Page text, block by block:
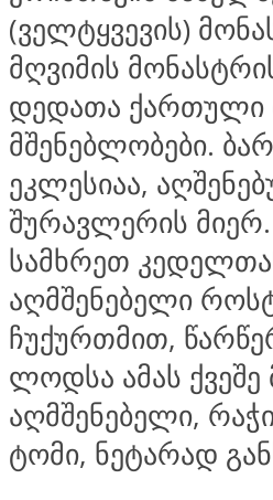
(ველტყვევის)
მღვიმის
დედათა ქართული
მშენებლობები.
ეკლესიაა,
შურავლერის მიერ.
სამხრეთ
აღმშენებელი
ჩუქურთმით,
ლოდსა ამას ქვეშე
აღმშენებელი,
ტომი, ნეტარად